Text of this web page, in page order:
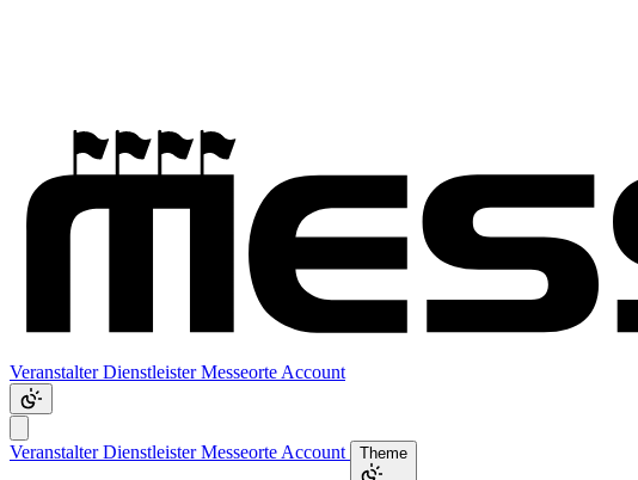
VeranstalterDienstleisterMesseorte Account
VeranstalterDienstleisterMesseorte Account Theme